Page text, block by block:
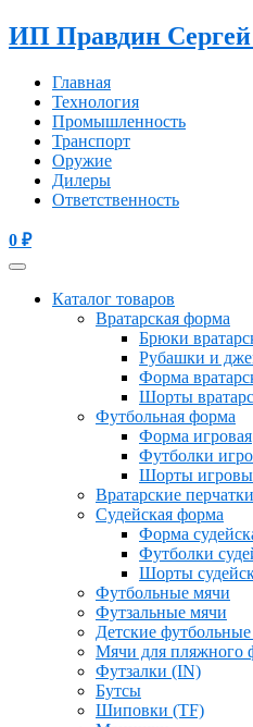
ИП Правдин Сергей
Главная
Технология
Промышленность
Транспорт
Оружие
Дилеры
Ответственность
0 ₽
Каталог товаров
Вратарская форма
Брюки
Рубашки и
Форма
Шорты
Футбольная форма
Форма игровая
Футболки
Шорты
Вратарские перчатки
Судейская форма
Форма
Футболки
Шорты
Футбольные мячи
Футзальные мячи
Детские
Мячи для пляжного
Футзалки (IN)
Бутсы
Шиповки (TF)